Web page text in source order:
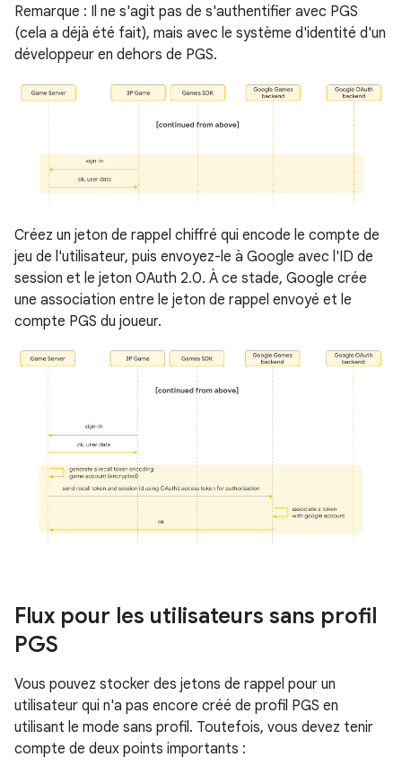
Remarque : Il ne s'agit pas de s'authentifier avec PGS
(cela a déjà été fait), mais avec le système d'identité d'un
développeur en dehors de PGS.
Créez un jeton de rappel chiffré qui encode le compte de
jeu de l'utilisateur, puis envoyez-le à Google avec l'ID de
session et le jeton OAuth 2.0. À ce stade, Google crée
une association entre le jeton de rappel envoyé et le
compte PGS du joueur.
Flux pour les utilisateurs sans profil
PGS
Vous pouvez stocker des jetons de rappel pour un
utilisateur qui n'a pas encore créé de profil PGS en
utilisant le mode sans profil. Toutefois, vous devez tenir
compte de deux points importants :